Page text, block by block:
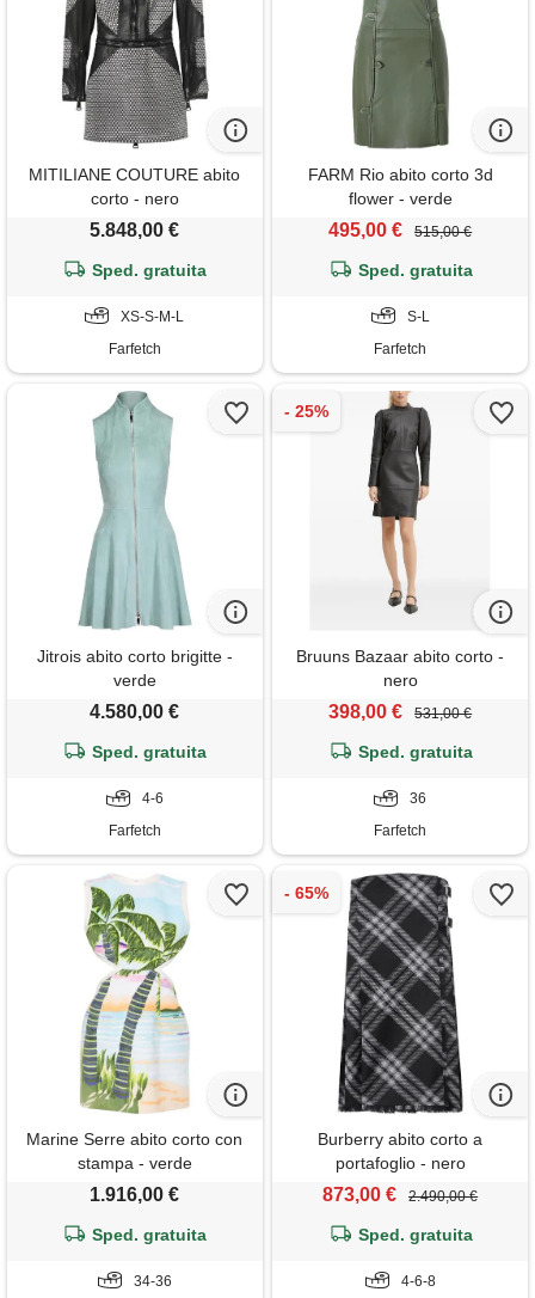
MITILIANE COUTURE abito
corto - nero
5.848,00 €
Sped. gratuita
XS-S-M-L
Farfetch
FARM Rio abito corto 3d
flower - verde
495,00 € 515,00 €
Sped. gratuita
S-L
Farfetch
Jitrois abito corto brigitte -
verde
4.580,00 €
Sped. gratuita
4-6
Farfetch
Bruuns Bazaar abito corto -
nero
398,00 € 531,00 €
Sped. gratuita
36
Farfetch
Marine Serre abito corto con
stampa - verde
1.916,00 €
Sped. gratuita
34-36
Burberry abito corto a
portafoglio - nero
873,00 € 2.490,00 €
Sped. gratuita
4-6-8